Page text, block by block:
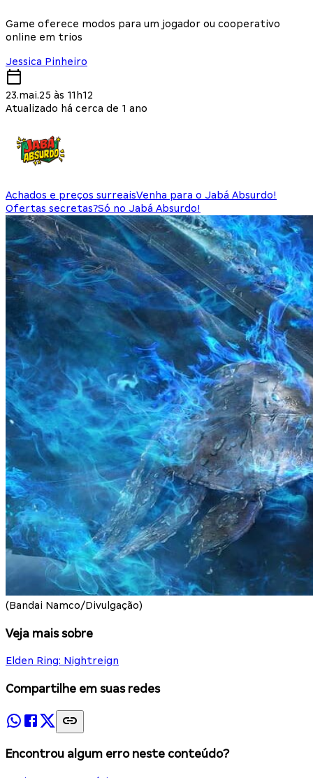
Game oferece modos para um jogador ou cooperativo
online em trios
Jessica Pinheiro
23.mai.25 às 11h12
Atualizado há cerca de 1 ano
Achados e preços surreaisVenha para o Jabá Absurdo!
Ofertas secretas?Só no Jabá Absurdo!
(Bandai Namco/Divulgação)
Veja mais sobre
Elden Ring: Nightreign
Compartilhe em suas redes
Encontrou algum erro neste conteúdo?